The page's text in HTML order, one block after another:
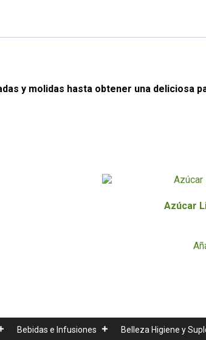
y molidas hasta obtener una deliciosa
Azúcar
Bebidas e Infusiones Belleza Higiene y